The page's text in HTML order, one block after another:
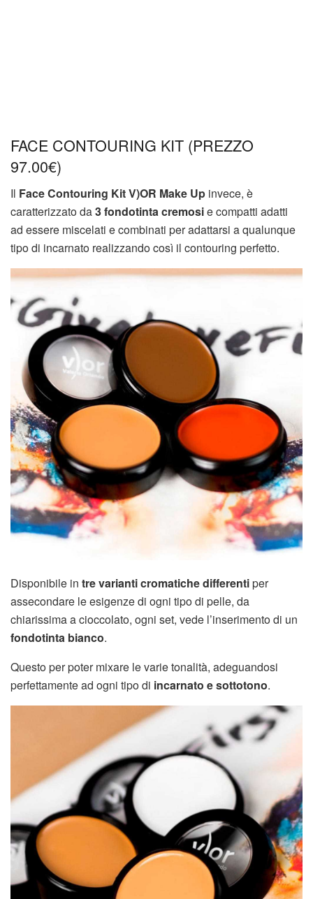
FACE CONTOURING KIT (PREZZO
97.00€)
Il Face Contouring Kit V)OR Make Up invece, è
caratterizzato da3 fondotinta cremosie compatti adatti
ad essere miscelati e combinati per adattarsi a qualunque
tipo di incarnato realizzando così il contouring perfetto.
Disponibile in tre varianti cromatiche differentiper
assecondare le esigenze di ogni tipo di pelle, da
chiarissima a cioccolato, ogni set, vede l’inserimento di un
fondotinta bianco.
Questo per poter mixare le varie tonalità, adeguandosi
perfettamente ad ogni tipo di incarnato e sottotono.